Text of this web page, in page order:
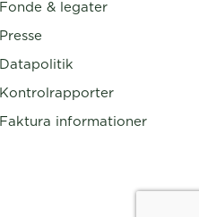
Fonde & legater
Presse
Datapolitik
Kontrolrapporter
Faktura informationer